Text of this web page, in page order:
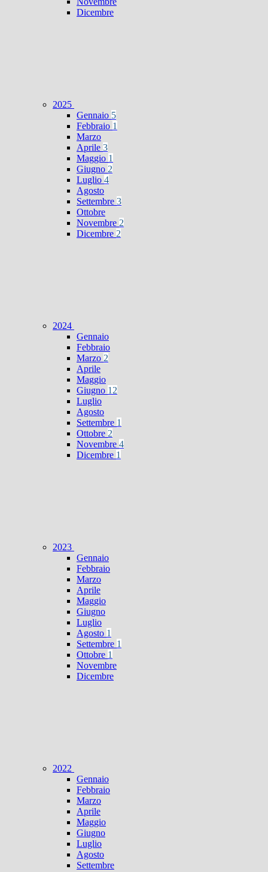
Dicembre
2025
Gennaio 5
Febbraio 1
Marzo
Aprile 3
Maggio 1
Giugno 2
Luglio 4
Agosto
Settembre 3
Ottobre
Novembre 2
Dicembre 2
2024
Gennaio
Febbraio
Marzo 2
Aprile
Maggio
Giugno 12
Luglio
Agosto
Settembre 1
Ottobre 2
Novembre 4
Dicembre 1
2023
Gennaio
Febbraio
Marzo
Aprile
Maggio
Giugno
Luglio
Agosto 1
Settembre 1
Ottobre 1
Novembre
Dicembre
2022
Gennaio
Febbraio
Marzo
Aprile
Maggio
Giugno
Luglio
Agosto
Settembre